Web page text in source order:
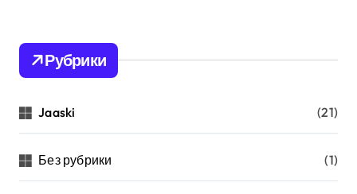
Рубрики
Jaaski (21)
Без рубрики (1)